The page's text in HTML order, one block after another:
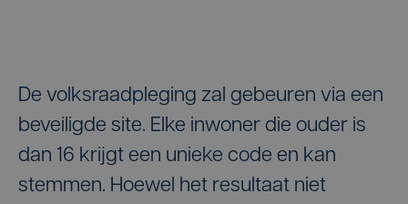
De volksraadpleging zal gebeuren via een
beveiligde site. Elke inwoner die ouder is
dan 16 krijgt een unieke code en kan
stemmen. Hoewel het resultaat niet